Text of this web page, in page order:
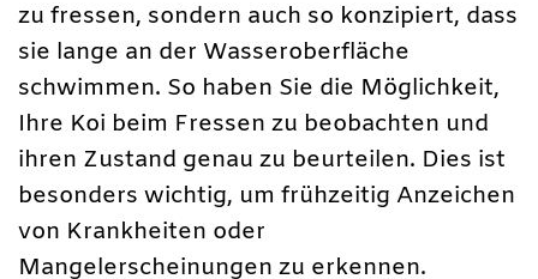
zu fressen, sondern auch so konzipiert, dass
sie lange an der Wasseroberfläche
schwimmen. So haben Sie die Möglichkeit,
Ihre Koi beim Fressen zu beobachten und
ihren Zustand genau zu beurteilen. Dies ist
besonders wichtig, um frühzeitig Anzeichen
von Krankheiten oder
Mangelerscheinungen zu erkennen.